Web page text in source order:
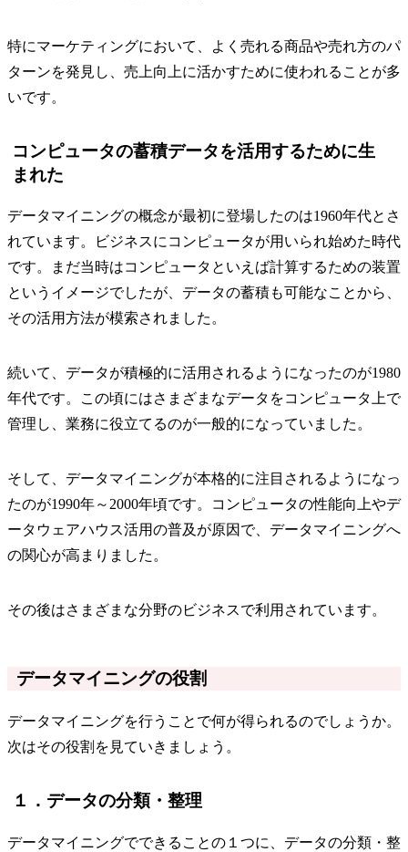
特にマーケティングにおいて、よく売れる商品や売れ方のパ
ターンを発見し、売上向上に活かすために使われることが多
いです。
コンピュータの蓄積データを活用するために生
まれた
データマイニングの概念が最初に登場したのは1960年代とさ
れています。ビジネスにコンピュータが用いられ始めた時代
です。まだ当時はコンピュータといえば計算するための装置
というイメージでしたが、データの蓄積も可能なことから、
その活用方法が模索されました。
続いて、データが積極的に活用されるようになったのが1980
年代です。この頃にはさまざまなデータをコンピュータ上で
管理し、業務に役立てるのが一般的になっていました。
そして、データマイニングが本格的に注目されるようになっ
たのが1990年～2000年頃です。コンピュータの性能向上やデ
ータウェアハウス活用の普及が原因で、データマイニングへ
の関心が高まりました。
その後はさまざまな分野のビジネスで利用されています。
データマイニングの役割
データマイニングを行うことで何が得られるのでしょうか。
次はその役割を見ていきましょう。
１．データの分類・整理
データマイニングでできることの１つに、データの分類・整